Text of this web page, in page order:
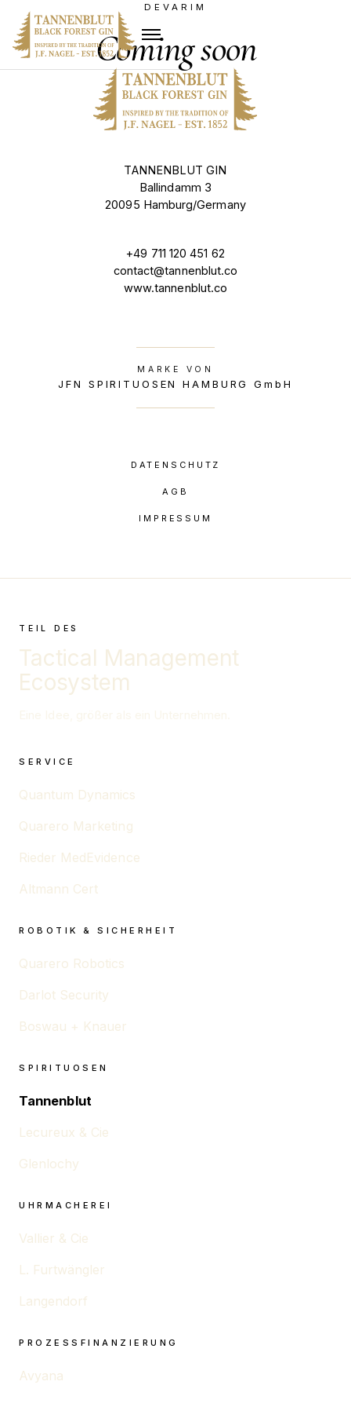
DEVARIM
Coming soon
TANNENBLUT GIN
Ballindamm 3
20095 Hamburg/Germany
+49 711 120 451 62
contact@tannenblut.co
www.tannenblut.co
MARKE VON
JFN SPIRITUOSEN HAMBURG GmbH
DATENSCHUTZ
AGB
IMPRESSUM
TEIL DES
Tactical Management
Ecosystem
SERVICE
Quantum Dynamics
Quarero Marketing
Rieder MedEvidence
Altmann Cert
ROBOTIK & SICHERHEIT
Quarero Robotics
Darlot Security
Boswau + Knauer
SPIRITUOSEN
Tannenblut
Lecureux & Cie
Glenlochy
UHRMACHEREI
Vallier & Cie
L. Furtwängler
Langendorf
PROZESSFINANZIERUNG
Avyana